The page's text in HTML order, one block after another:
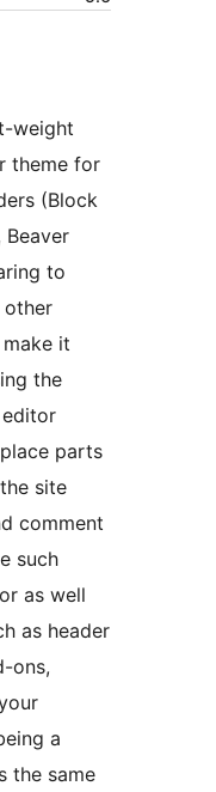
weight
theme for
(Block
Beaver
to
other
it
the
parts
site
comment
such
as well
as header
ons,
a
the same